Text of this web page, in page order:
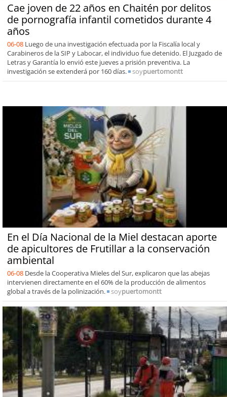
Cae joven de 22 años en Chaitén por delitos
de pornografía infantil cometidos durante 4
años
06-08 Luego de una investigación efectuada por la Fiscalía local y
Carabineros de la SIP y Labocar, el individuo fue detenido. El Juzgado de
Letras y Garantía lo envió este jueves a prisión preventiva. La
investigación se extenderá por 160 días.
soypuertomontt
En el Día Nacional de la Miel destacan aporte
de apicultores de Frutillar a la conservación
ambiental
06-08 Desde la Cooperativa Mieles del Sur, explicaron que las abejas
intervienen directamente en el 60% de la producción de alimentos
global a través de la polinización.
soypuertomontt